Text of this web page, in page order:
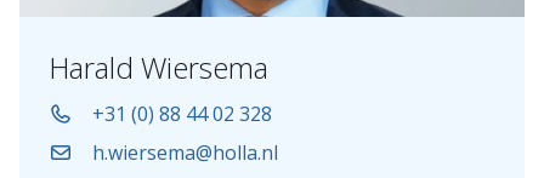
Harald Wiersema
+31 (0) 88 44 02 328
h.wiersema@holla.nl